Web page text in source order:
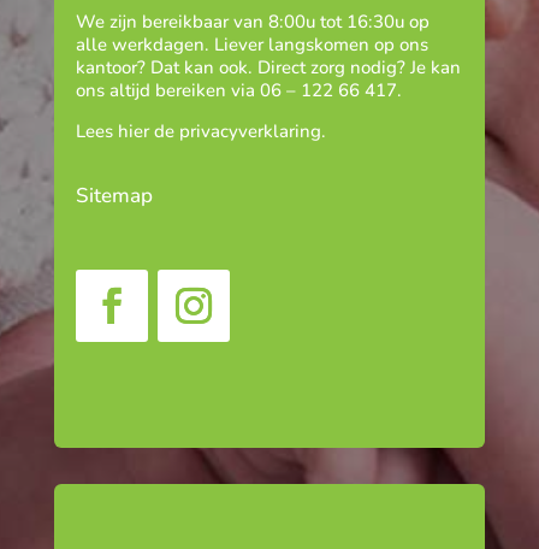
We zijn bereikbaar van 8:00u tot 16:30u op
alle werkdagen. Liever langskomen op ons
kantoor? Dat kan ook. Direct zorg nodig? Je kan
ons altijd bereiken via 06 – 122 66 417.
Lees hier de privacyverklaring.
Sitemap